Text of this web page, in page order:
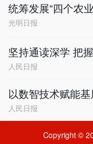
统筹发展“四个农
光明日报
坚持通读深学 把
人民日报
以数智技术赋能
人民日报
Copyright ©